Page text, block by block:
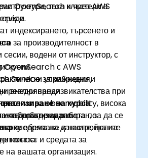
така и чрез AWS
OpenSearch клъстери в
индексирането, търсенето и
за производителност в
OpenSearch с AWS
Service за хибридни и
внедрявания.
за observability, висока
и автоматизирано
сесии, водени от инструктор, с
упражнения,
реални предизвикателства при
лабораторна работа по
внедряване и настройка на
на курса
да бъде адаптиран, за да се
обема на данните, целите
и средата за
на вашата организация.